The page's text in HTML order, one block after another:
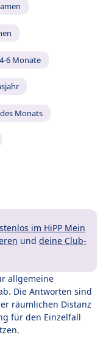
4-6 Monate
Monats
im HiPP Mein
und deine Club-
allgemeine
Die Antworten sind
räumlichen Distanz
für den Einzelfall